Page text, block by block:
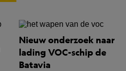
Nieuw onderzoek naar
lading VOC-schip de
Batavia